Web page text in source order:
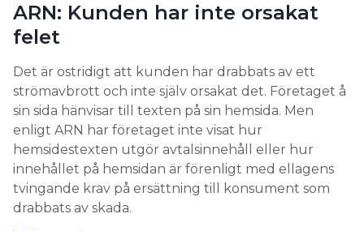
ARN: Kunden har inte orsakat
felet
Det är ostridigt att kunden har drabbats av ett
strömavbrott och inte själv orsakat det. Företaget å
sin sida hänvisar till texten på sin hemsida. Men
enligt ARN har företaget inte visat hur
hemsidestexten utgör avtalsinnehåll eller hur
innehållet på hemsidan är förenligt med ellagens
tvingande krav på ersättning till konsument som
drabbats av skada.